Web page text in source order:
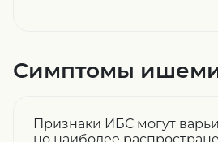
Симптомы
Признаки ИБС могут